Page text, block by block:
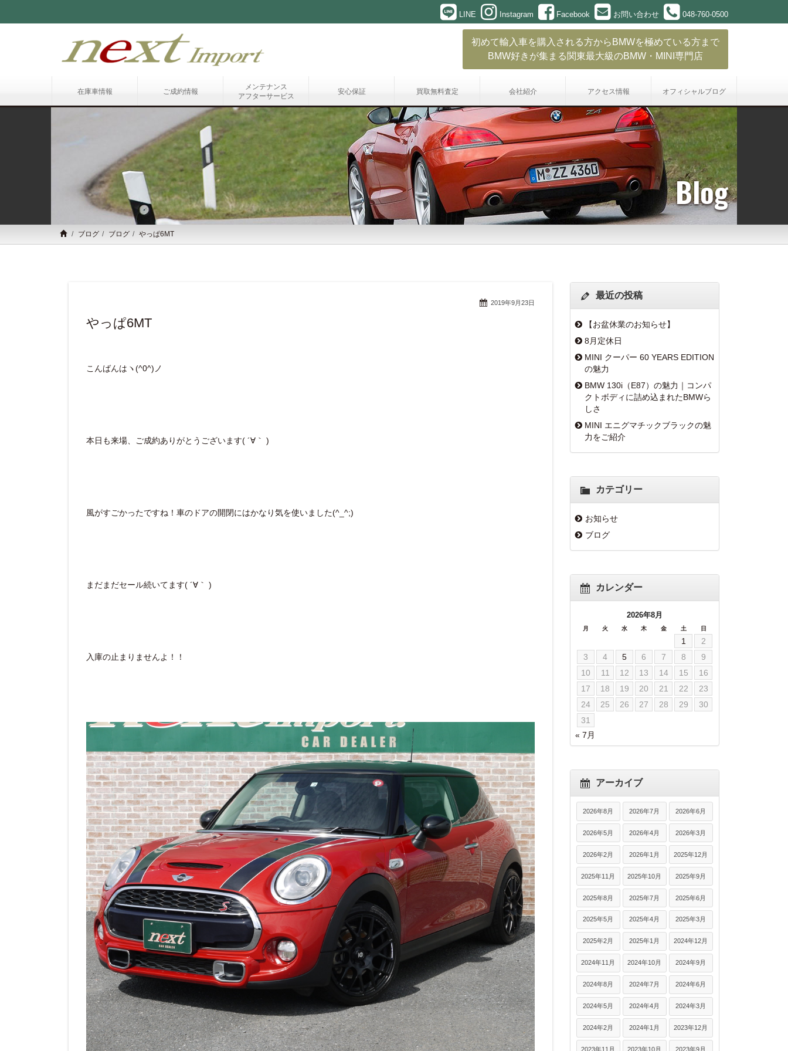
LINE Instagram Facebook お問い合わせ 048-760-0500
初めて輸入車を購入される方からBMWを極めている方まで
BMW好きが集まる関東最大級のBMW・MINI専門店
在庫車情報 ご成約情報
メンテナンス
アフターサービス
安心保証 買取無料査定 会社紹介 アクセス情報 オフィシャルブログ
Blog
ブログ ブログ やっぱ6MT
2019年9月23日
やっぱ6MT
こんばんはヽ(^0^)ノ
本日も来場、ご成約ありがとうございます( ´∀｀ )
風がすごかったですね！車のドアの開閉にはかなり気を使いました(^_^;)
まだまだセール続いてます( ´∀｀ )
入庫の止まりませんよ！！
最近の投稿
【お盆休業のお知らせ】
8月定休日
MINI クーパー 60 YEARS EDITION
の魅力
BMW 130i（E87）の魅力｜コンパ
クトボディに詰め込まれたBMWら
しさ
MINI エニグマチックブラックの魅
力をご紹介
カテゴリー
お知らせ
ブログ
カレンダー
2026年8月
月 火 水 木 金 土 日
1
2
3
4 5 6 7 8
9
10
11 12 13 14 15
16
17
18 19 20 21 22
23
24
25 26 27 28 29
30
31
« 7月
アーカイブ
2026年8月 2026年7月 2026年6月
2026年5月 2026年4月 2026年3月
2026年2月 2026年1月 2025年12月
2025年11月 2025年10月 2025年9月
2025年8月 2025年7月 2025年6月
2025年5月 2025年4月 2025年3月
2025年2月 2025年1月 2024年12月
2024年11月 2024年10月 2024年9月
2024年8月 2024年7月 2024年6月
2024年5月 2024年4月 2024年3月
2024年2月 2024年1月 2023年12月
2023年11月 2023年10月 2023年9月